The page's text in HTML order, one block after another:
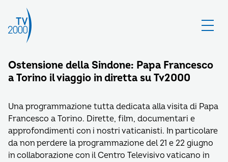
Ostensione della Sindone: Papa Francesco
a Torino il viaggio in diretta su Tv2000
Una programmazione tutta dedicata alla visita di Papa
Francesco a Torino. Dirette, film, documentari e
approfondimenti con i nostri vaticanisti. In particolare
da non perdere la programmazione del 21 e 22 giugno
in collaborazione con il Centro Televisivo vaticano in